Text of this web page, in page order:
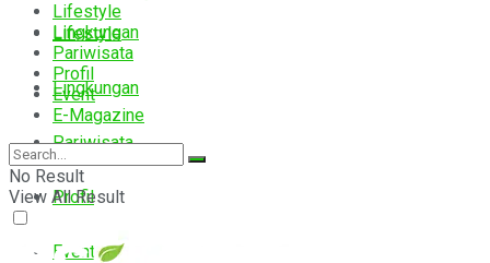
Lifestyle
Lingkungan
Pariwisata
Profil
Event
Lifestyle
Lingkungan
Pariwisata
Profil
Event
E-Magazine
No Result
View All Result